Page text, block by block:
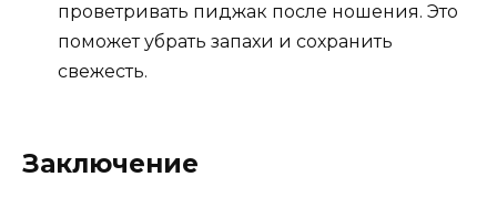
проветривать пиджак после ношения. Это
поможет убрать запахи и сохранить
свежесть.
Заключение